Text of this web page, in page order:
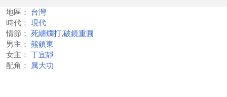
地區：
台灣
時代：
現代
情節：
死纏爛打,破鏡重圓
男主：
熊鎮東
女主：
丁宜靜
配角：
厲大功